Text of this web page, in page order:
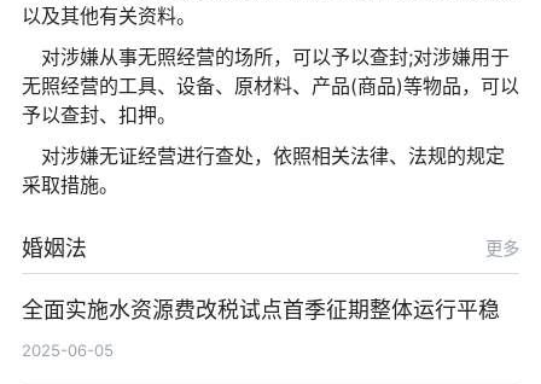
以及其他有关资料。
对涉嫌从事无照经营的场所，可以予以查封;对涉嫌用于
无照经营的工具、设备、原材料、产品(商品)等物品，可以
予以查封、扣押。
对涉嫌无证经营进行查处，依照相关法律、法规的规定
采取措施。
婚姻法 更多
全面实施水资源费改税试点首季征期整体运行平稳
2025-06-05